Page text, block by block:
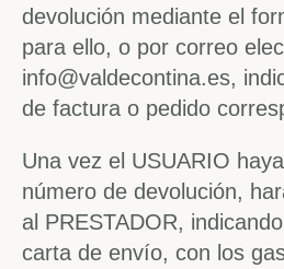
devolución mediante el
para ello, o por correo
info@valdecontina.es,
de factura o pedido
Una vez el USUARIO
número de devolución,
al PRESTADOR,
carta de envío, con los